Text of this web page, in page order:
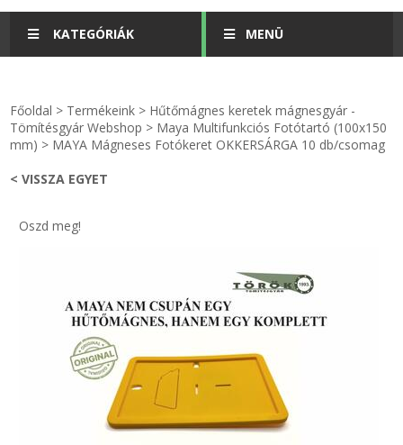
KATEGÓRIÁK
KULCSTARTÓ - KULCSKARIKA
IPARI KARIMA TÖMÍTÉS
MENÜ
videók
Egyedi gyártás
Hírek
Kapcsolat
Főoldal > Termékeink > Hűtőmágnes keretek mágnesgyár -
Tömítésgyár Webshop > Maya Multifunkciós Fotótartó (100x150
mm) > MAYA Mágneses Fotókeret OKKERSÁRGA 10 db/csomag
< VISSZA EGYET
Oszd meg!